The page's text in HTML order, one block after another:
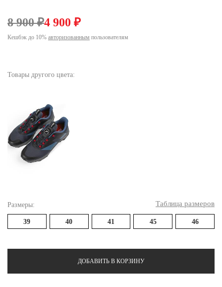
8 900 ₽4 900 ₽
Кешбэк до 10% авторизованным пользователям
Товары другого цвета:
Размеры: Таблица размеров
39 40 41 45 46
ДОБАВИТЬ В КОРЗИНУ